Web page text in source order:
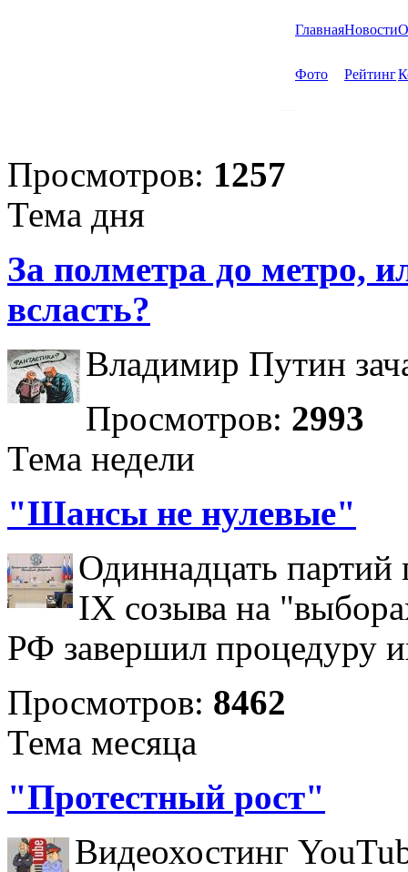
ГлавнаяНовости
Фото Рейтинг
Просмотров: 1257
Тема дня
За полметра до метро,
всласть?
Владимир Путин
Просмотров: 2993
Тема недели
"Шансы не нулевые"
Одиннадцать партий
IX созыва на
РФ завершил процедуру
Просмотров: 8462
Тема месяца
"Протестный рост"
Видеохостинг